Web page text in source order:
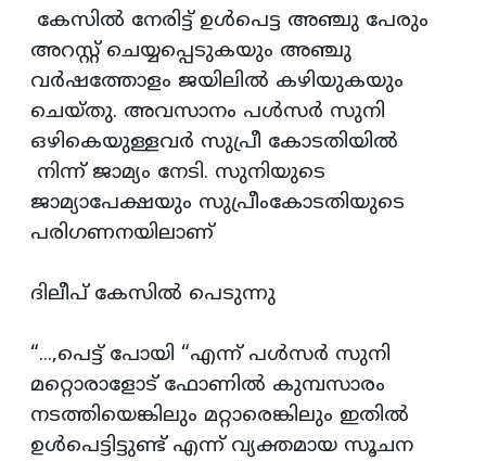
കേസില്‍ നേരിട്ട് ഉള്‍പെട്ട അഞ്ചു പേരും
അറസ്റ്റ് ചെയ്യപ്പെടുകയും അഞ്ചു
വര്‍ഷത്തോളം ജയിലില്‍ കഴിയുകയും
ചെയ്തു. അവസാനം പള്‍സര്‍ സുനി
ഒഴികെയുള്ളവര്‍ സുപ്രീ കോടതിയില്‍
നിന്ന് ജാമ്യം നേടി. സുനിയുടെ
ജാമ്യാപേക്ഷയും സുപ്രീംകോടതിയുടെ
പരിഗണനയിലാണ്
ദിലീപ് കേസില്‍ പെടുന്നു
“...,പെട്ട് പോയി “എന്ന് പള്‍സര്‍ സുനി
മറ്റൊരാളോട് ഫോണില്‍ കുമ്പസാരം
നടത്തിയെങ്കിലും മറ്റാരെങ്കിലും ഇതില്‍
ഉള്‍പെട്ടിട്ടുണ്ട് എന്ന് വ്യക്തമായ സൂചന